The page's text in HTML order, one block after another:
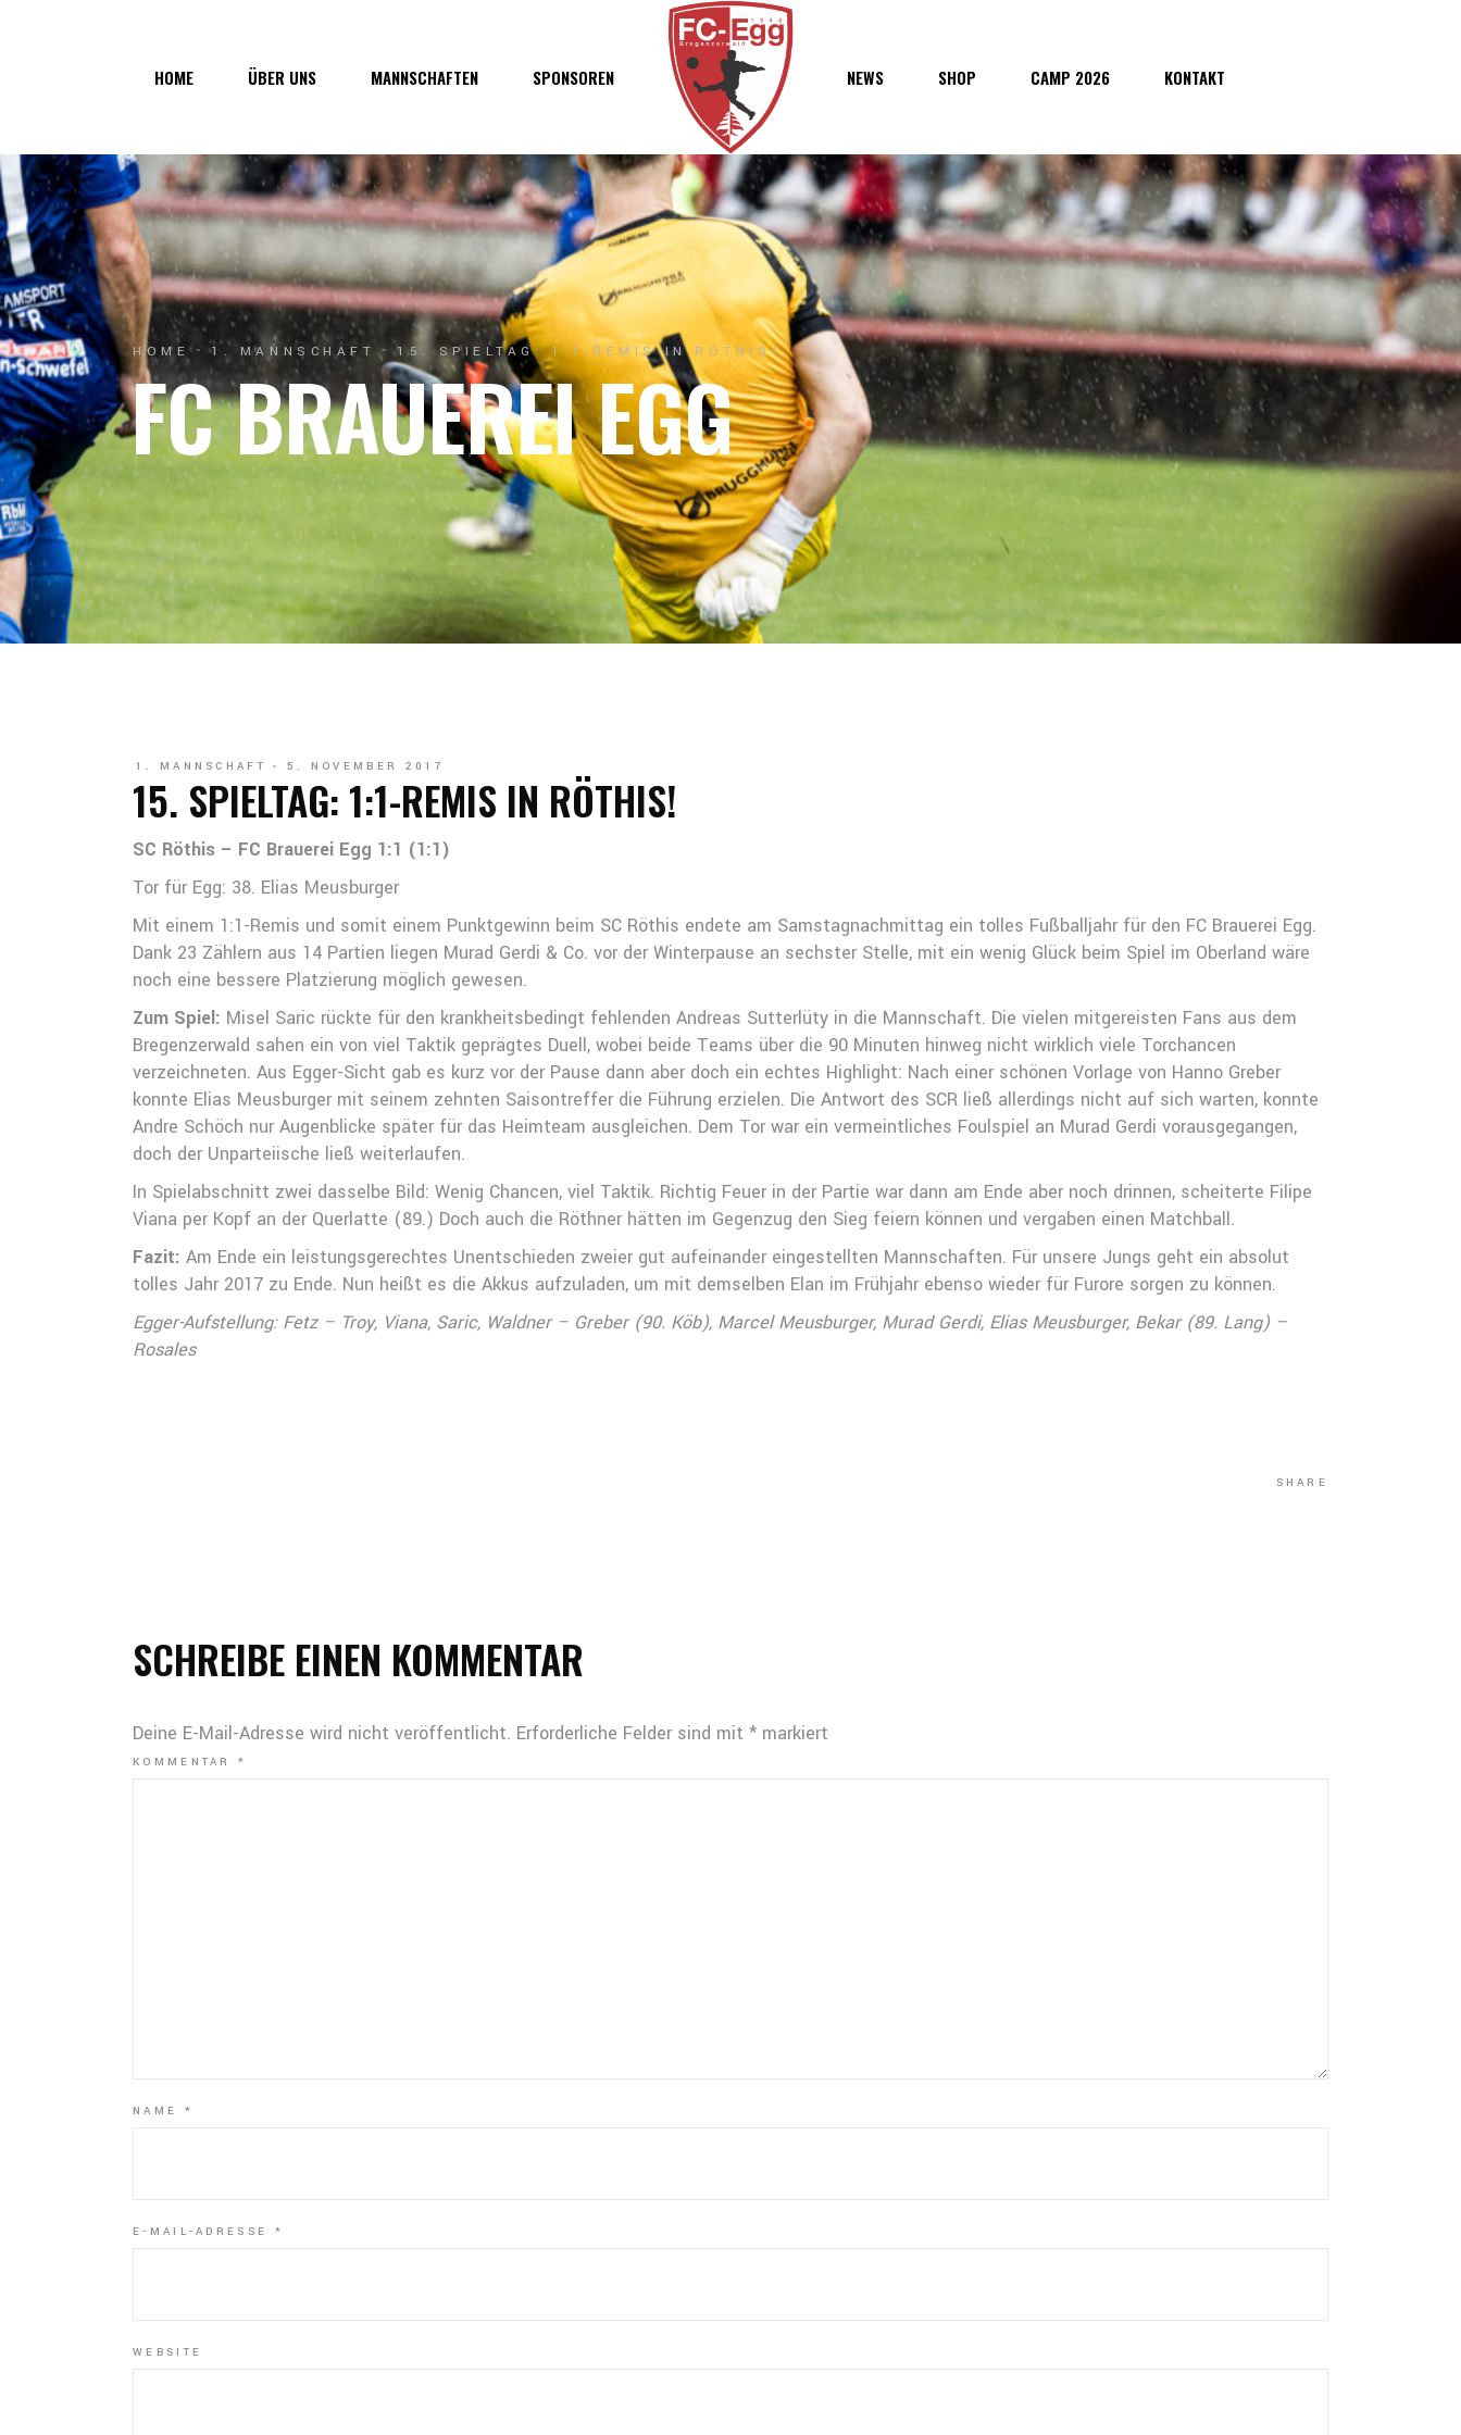
HOME ÜBER UNS
Über uns
Vorstand
Geschichte
Junkerau
MANNSCHAFTEN
1. Mannschaft
1b-Mannschaft
Nachwuchs
SPONSOREN NEWS SHOP CAMP 2026 KONTAKT
Junkerau
HOME 1. MANNSCHAFT 15. SPIELTAG: 1:1-REMIS IN RÖTHIS!
FC BRAUEREI EGG
1. MANNSCHAFT 5. NOVEMBER 2017
15. SPIELTAG: 1:1-REMIS IN RÖTHIS!
SC Röthis – FC Brauerei Egg 1:1 (1:1)
Tor für Egg: 38. Elias Meusburger
Mit einem 1:1-Remis und somit einem Punktgewinn beim SC Röthis endete am Samstagnachmittag ein tolles Fußballjahr für den FC Brauerei Egg.
Dank 23 Zählern aus 14 Partien liegen Murad Gerdi & Co. vor der Winterpause an sechster Stelle, mit ein wenig Glück beim Spiel im Oberland wäre
noch eine bessere Platzierung möglich gewesen.
Zum Spiel: Misel Saric rückte für den krankheitsbedingt fehlenden Andreas Sutterlüty in die Mannschaft. Die vielen mitgereisten Fans aus dem
Bregenzerwald sahen ein von viel Taktik geprägtes Duell, wobei beide Teams über die 90 Minuten hinweg nicht wirklich viele Torchancen
verzeichneten. Aus Egger-Sicht gab es kurz vor der Pause dann aber doch ein echtes Highlight: Nach einer schönen Vorlage von Hanno Greber
konnte Elias Meusburger mit seinem zehnten Saisontreffer die Führung erzielen. Die Antwort des SCR ließ allerdings nicht auf sich warten, konnte
Andre Schöch nur Augenblicke später für das Heimteam ausgleichen. Dem Tor war ein vermeintliches Foulspiel an Murad Gerdi vorausgegangen,
doch der Unparteiische ließ weiterlaufen.
In Spielabschnitt zwei dasselbe Bild: Wenig Chancen, viel Taktik. Richtig Feuer in der Partie war dann am Ende aber noch drinnen, scheiterte Filipe
Viana per Kopf an der Querlatte (89.) Doch auch die Röthner hätten im Gegenzug den Sieg feiern können und vergaben einen Matchball.
Fazit: Am Ende ein leistungsgerechtes Unentschieden zweier gut aufeinander eingestellten Mannschaften. Für unsere Jungs geht ein absolut
tolles Jahr 2017 zu Ende. Nun heißt es die Akkus aufzuladen, um mit demselben Elan im Frühjahr ebenso wieder für Furore sorgen zu können.
Egger-Aufstellung: Fetz – Troy, Viana, Saric, Waldner – Greber (90. Köb), Marcel Meusburger, Murad Gerdi, Elias Meusburger, Bekar (89. Lang) –
Rosales
SHARE
SCHREIBE EINEN KOMMENTAR
Deine E-Mail-Adresse wird nicht veröffentlicht. Erforderliche Felder sind mit * markiert
KOMMENTAR*
NAME *
E-MAIL-ADRESSE *
WEBSITE